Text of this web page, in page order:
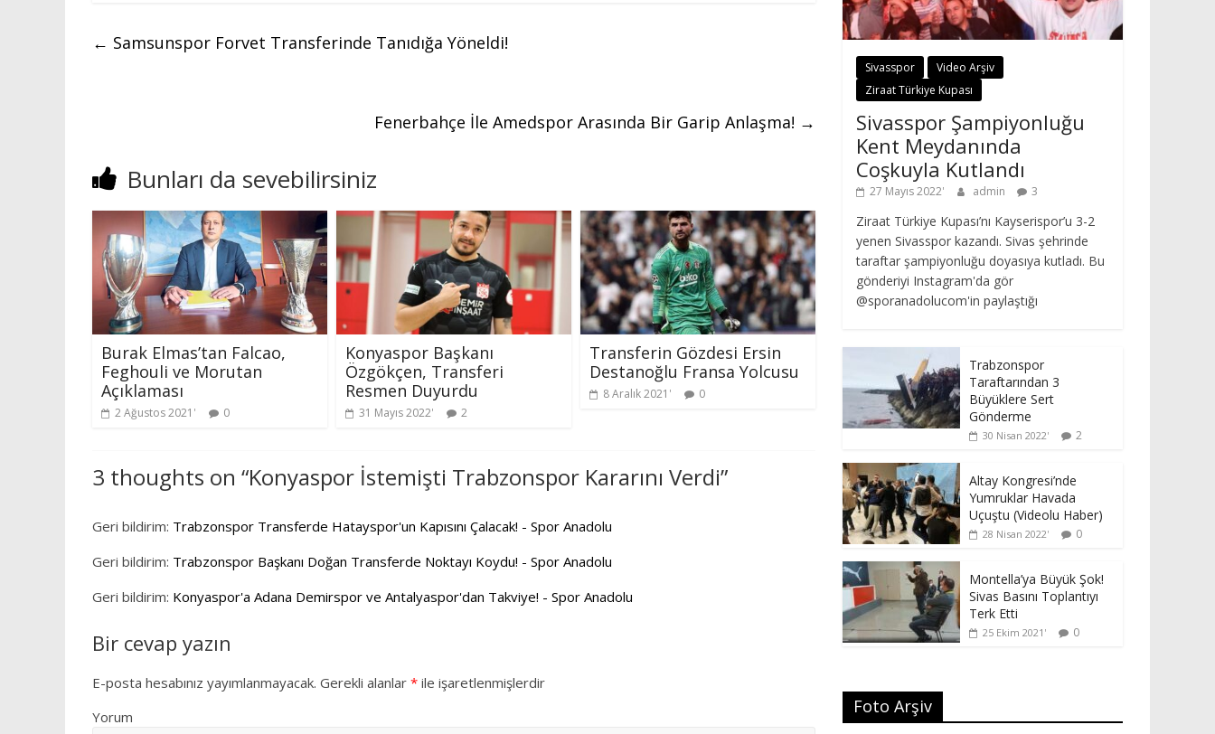
← Samsunspor Forvet Transferinde Tanıdığa Yöneldi!
Fenerbahçe İle Amedspor Arasında Bir Garip Anlaşma! →
Bunları da sevebilirsiniz
Burak Elmas’tan Falcao,
Feghouli ve Morutan
Açıklaması
2 Ağustos 2021 0
Konyaspor Başkanı
Özgökçen, Transferi
Resmen Duyurdu
31 Mayıs 2022 2
Transferin Gözdesi Ersin
Destanoğlu Fransa Yolcusu
8 Aralık 2021 0
3 thoughts on “Konyaspor İstemişti Trabzonspor Kararını Verdi”
Geri bildirim: Trabzonspor Transferde Hatayspor'un Kapısını Çalacak! - Spor Anadolu
Geri bildirim: Trabzonspor Başkanı Doğan Transferde Noktayı Koydu! - Spor Anadolu
Geri bildirim: Konyaspor'a Adana Demirspor ve Antalyaspor'dan Takviye! - Spor Anadolu
Bir cevap yazın
E-posta hesabınız yayımlanmayacak. Gerekli alanlar * ile işaretlenmişlerdir
Yorum
Sivasspor
Video Arşiv
Ziraat Türkiye Kupası
Sivasspor Şampiyonluğu
Kent Meydanında
Coşkuyla Kutlandı
27 Mayıs 2022 admin 3
Ziraat Türkiye Kupası’nı Kayserispor’u 3-2
yenen Sivasspor kazandı. Sivas şehrinde
taraftar şampiyonluğu doyasıya kutladı. Bu
gönderiyi Instagram'da gör
@sporanadolucom'in paylaştığı
Trabzonspor
Taraftarından 3
Büyüklere Sert
Gönderme
30 Nisan 2022 2
Altay Kongresi’nde
Yumruklar Havada
Uçuştu (Videolu Haber)
28 Nisan 2022 0
Montella’ya Büyük Şok!
Sivas Basını Toplantıyı
Terk Etti
25 Ekim 2021 0
Foto Arşiv